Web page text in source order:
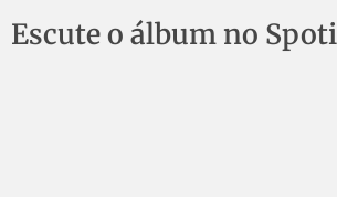
Escute o álbum no